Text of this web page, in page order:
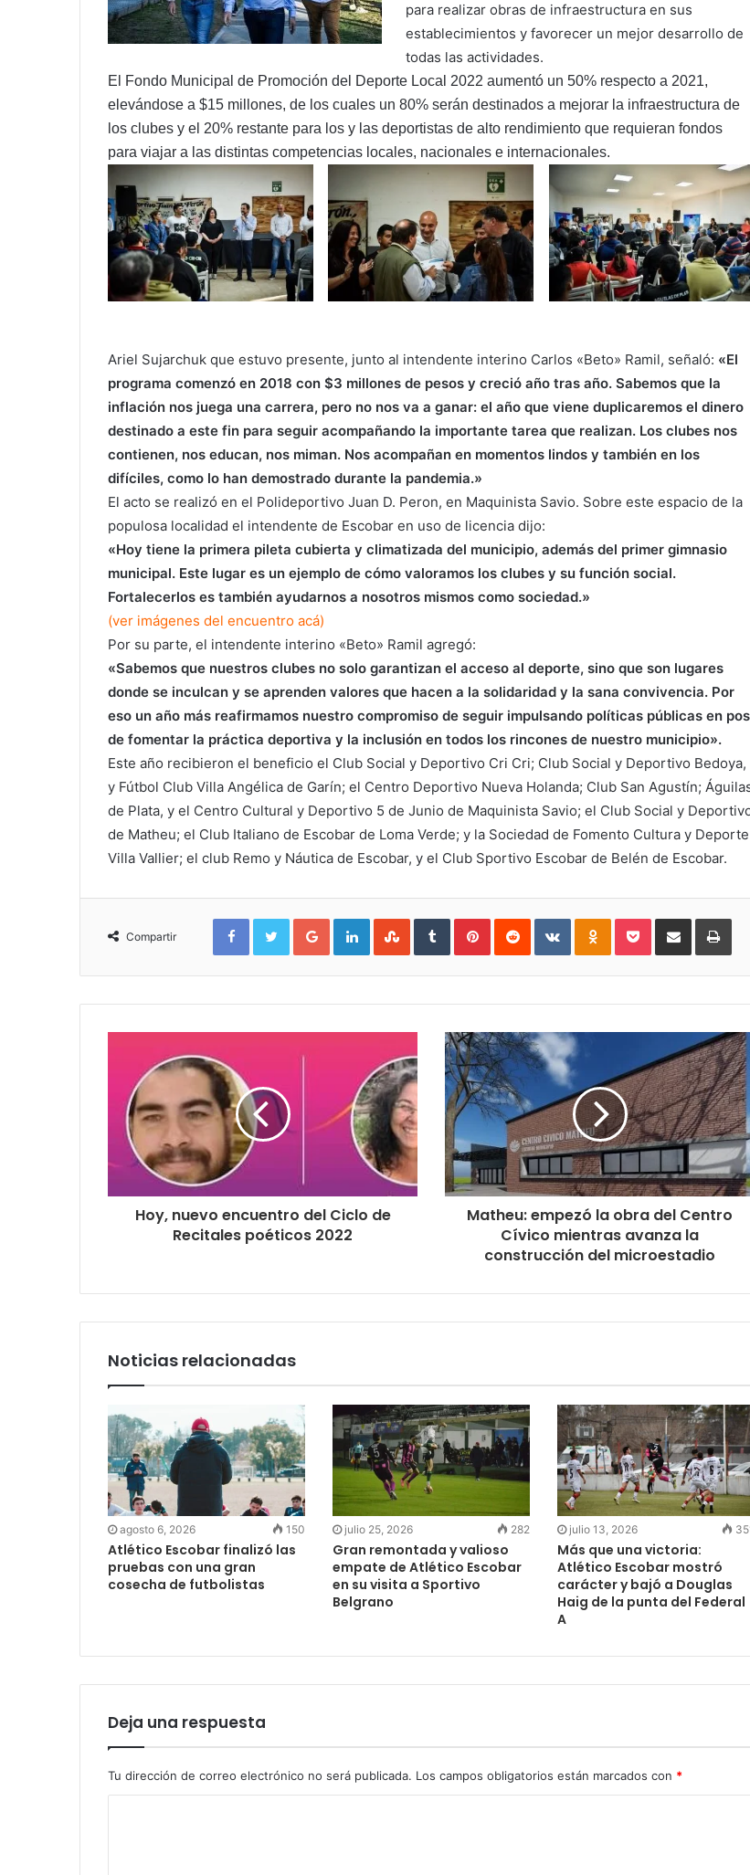
para realizar obras de infraestructura en sus
establecimientos y favorecer un mejor desarrollo de
todas las actividades.
El Fondo Municipal de Promoción del Deporte Local 2022 aumentó un 50% respecto a 2021,
elevándose a $15 millones, de los cuales un 80% serán destinados a mejorar la infraestructura de
los clubes y el 20% restante para los y las deportistas de alto rendimiento que requieran fondos
para viajar a las distintas competencias locales, nacionales e internacionales.
Ariel Sujarchuk que estuvo presente, junto al intendente interino Carlos «Beto» Ramil, señaló: «El
programa comenzó en 2018 con $3 millones de pesos y creció año tras año. Sabemos que la
inflación nos juega una carrera, pero no nos va a ganar: el año que viene duplicaremos el dinero
destinado a este fin para seguir acompañando la importante tarea que realizan. Los clubes nos
contienen, nos educan, nos miman. Nos acompañan en momentos lindos y también en los
difíciles, como lo han demostrado durante la pandemia.»
El acto se realizó en el Polideportivo Juan D. Peron, en Maquinista Savio. Sobre este espacio de la
populosa localidad el intendente de Escobar en uso de licencia dijo:
«Hoy tiene la primera pileta cubierta y climatizada del municipio, además del primer gimnasio
municipal. Este lugar es un ejemplo de cómo valoramos los clubes y su función social.
Fortalecerlos es también ayudarnos a nosotros mismos como sociedad.»
(ver imágenes del encuentro acá)
Por su parte, el intendente interino «Beto» Ramil agregó:
«Sabemos que nuestros clubes no solo garantizan el acceso al deporte, sino que son lugares
donde se inculcan y se aprenden valores que hacen a la solidaridad y la sana convivencia. Por
eso un año más reafirmamos nuestro compromiso de seguir impulsando políticas públicas en pos
de fomentar la práctica deportiva y la inclusión en todos los rincones de nuestro municipio».
Este año recibieron el beneficio el Club Social y Deportivo Cri Cri; Club Social y Deportivo Bedoya,
y Fútbol Club Villa Angélica de Garín; el Centro Deportivo Nueva Holanda; Club San Agustín;
de Plata, y el Centro Cultural y Deportivo 5 de Junio de Maquinista Savio; el Club Social y
de Matheu; el Club Italiano de Escobar de Loma Verde; y la Sociedad de Fomento Cultura y Deporte
Villa Vallier; el club Remo y Náutica de Escobar, y el Club Sportivo Escobar de Belén de Escobar.
Compartir
FacebookTwitterGoogle+LinkedInStumbleUpon
TumblrPinterestReddit VKontakteOdnoklassniki
PocketCompartir
Hoy, nuevo encuentro del Ciclo de
Recitales poéticos 2022
Matheu: empezó la obra del Centro
Cívico mientras avanza la
construcción del microestadio
Noticias relacionadas
agosto 6, 2026 150
Atlético Escobar finalizó las
pruebas con una gran
cosecha de futbolistas
julio 25, 2026 282
Gran remontada y valioso
empate de Atlético Escobar
en su visita a Sportivo
Belgrano
julio 13, 2026
Más que una victoria:
Atlético Escobar mostró
carácter y bajó a Douglas
Haig de la punta del Federal
A
Deja una respuesta
Tu dirección de correo electrónico no será publicada. Los campos obligatorios están marcados con *